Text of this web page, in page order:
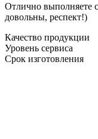
Отлично выполняете
довольны, респект!)
Качество продукции
Уровень сервиса
Срок изготовления